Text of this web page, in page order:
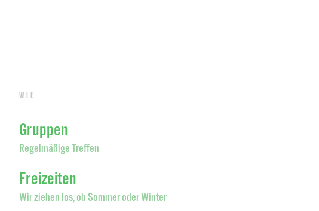
Wie
Gruppen
Regelmäßige Treffen
Freizeiten
Wir ziehen los, ob Sommer oder Winter